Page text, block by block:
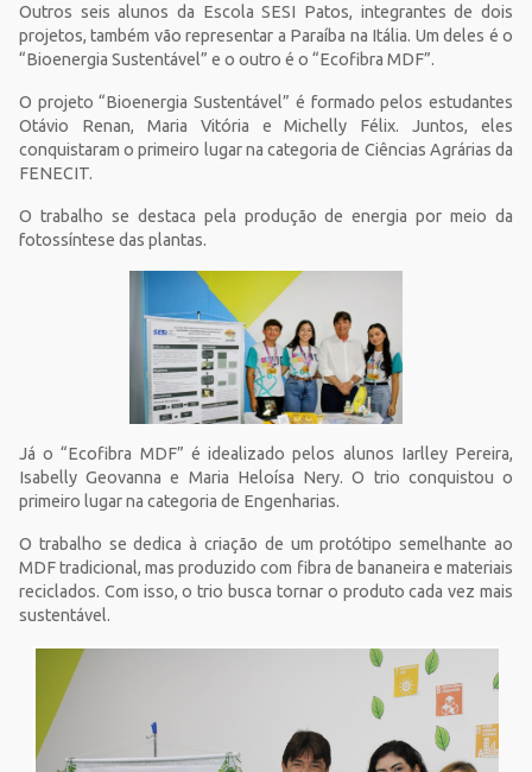
Outros seis alunos da Escola SESI Patos, integrantes de dois
projetos, também vão representar a Paraíba na Itália. Um deles é o
“Bioenergia Sustentável” e o outro é o “Ecofibra MDF”.
O projeto “Bioenergia Sustentável” é formado pelos estudantes
Otávio Renan, Maria Vitória e Michelly Félix. Juntos, eles
conquistaram o primeiro lugar na categoria de Ciências Agrárias da
FENECIT.
O trabalho se destaca pela produção de energia por meio da
fotossíntese das plantas.
Já o “Ecofibra MDF” é idealizado pelos alunos Iarlley Pereira,
Isabelly Geovanna e Maria Heloísa Nery. O trio conquistou o
primeiro lugar na categoria de Engenharias.
O trabalho se dedica à criação de um protótipo semelhante ao
MDF tradicional, mas produzido com fibra de bananeira e materiais
reciclados. Com isso, o trio busca tornar o produto cada vez mais
sustentável.